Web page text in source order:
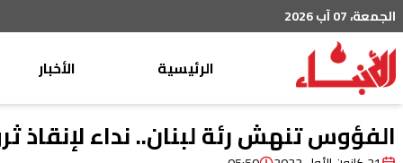
الجمعة، 07 آب 2026
الرئيسية
الأخبار
محليات
عربي دولي
الفؤوس تنهش رئة لبنان.. نداء لإنقاذ